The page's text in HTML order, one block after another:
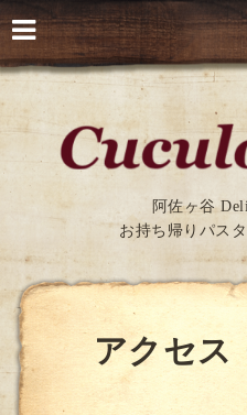
阿佐ヶ谷
お持ち帰りパス
アクセス